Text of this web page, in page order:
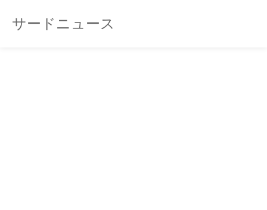
サードニュース